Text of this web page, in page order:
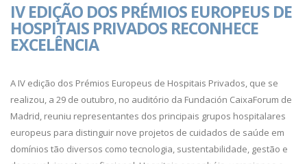
IV EDIÇÃO DOS PRÉMIOS EUROPEUS DE
HOSPITAIS PRIVADOS RECONHECE
EXCELÊNCIA
A IV edição dos Prémios Europeus de Hospitais Privados, que se
realizou, a 29 de outubro, no auditório da Fundación CaixaForum de
Madrid, reuniu representantes dos principais grupos hospitalares
europeus para distinguir nove projetos de cuidados de saúde em
domínios tão diversos como tecnologia, sustentabilidade, gestão e